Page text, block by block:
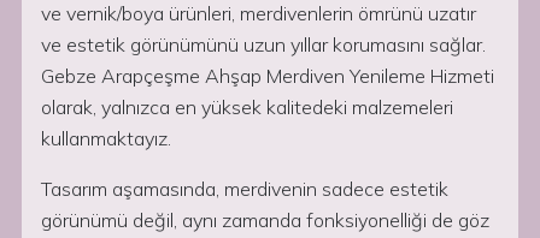
ve vernik/boya ürünleri, merdivenlerin ömrünü uzatır
ve estetik görünümünü uzun yıllar korumasını sağlar.
Gebze Arapçeşme Ahşap Merdiven Yenileme Hizmeti
olarak, yalnızca en yüksek kalitedeki malzemeleri
kullanmaktayız.
Tasarım aşamasında, merdivenin sadece estetik
görünümü değil, aynı zamanda fonksiyonelliği de göz